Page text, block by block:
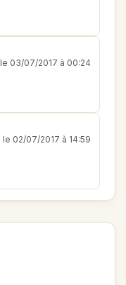
le 03/07/2017 à 00:24
le 02/07/2017 à 14:59